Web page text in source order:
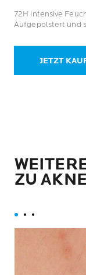
Sternen.
378
72H intensive
Aufgepolstert und
Haut
JETZT
ZU